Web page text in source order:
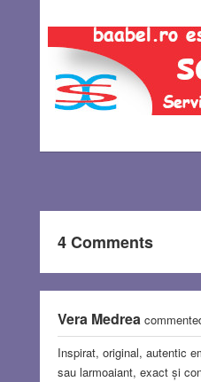
4 Comments
Vera Medrea
Inspirat, original, autentic
sau larmoaiant, exact și